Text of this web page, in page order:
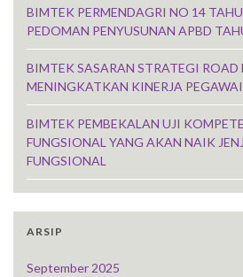
BIMTEK PERMENDAGRI NO 14
PEDOMAN PENYUSUNAN APBD
BIMTEK SASARAN STRATEGI ROAD
MENINGKATKAN KINERJA PEGAWAI
BIMTEK PEMBEKALAN UJI
FUNGSIONAL YANG AKAN NAIK
FUNGSIONAL
ARSIP
September 2025